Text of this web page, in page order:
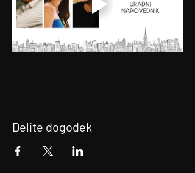
Delite dogodek